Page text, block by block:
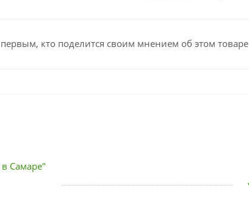
кто поделится своим мнением об этом товаре
Самаре"